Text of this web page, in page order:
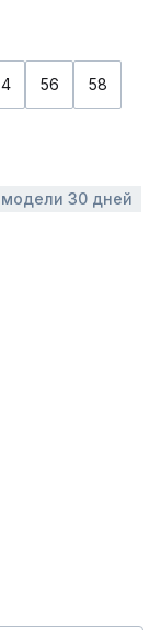
56 58
30 дней